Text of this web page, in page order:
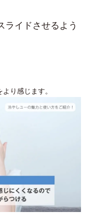
イドさせるよう
り感じます。